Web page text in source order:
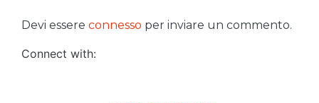
Devi essere connesso per inviare un commento.
Connect with: